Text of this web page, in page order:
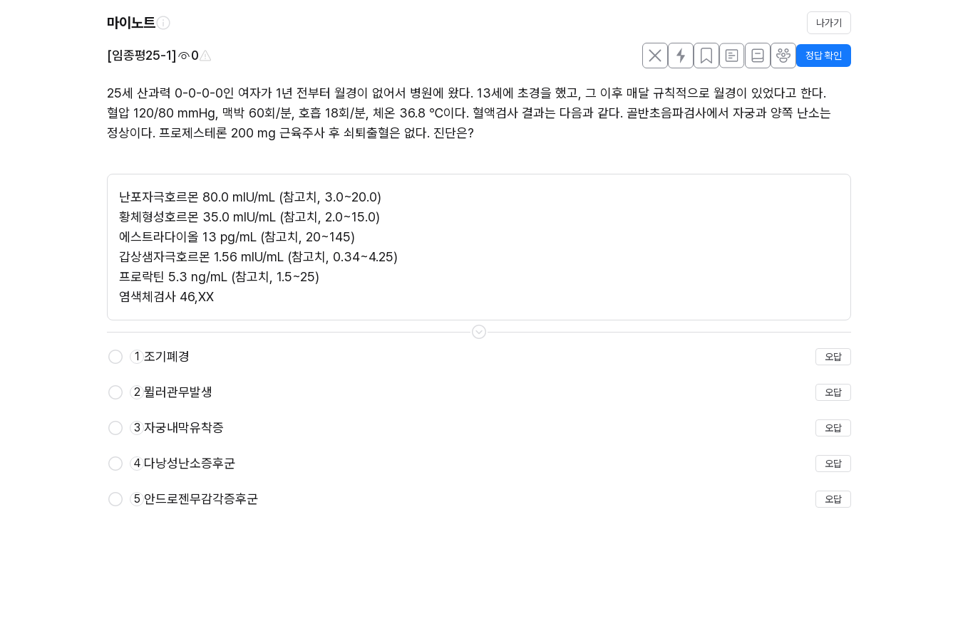
마이노트 나가기
[임종평25-1] 0 정답 확인
25세 산과력 0-0-0-0인 여자가 1년 전부터 월경이 없어서 병원에 왔다. 13세에 초경을 했고, 그 이후 매달 규칙적으로 월경이 있었다고 한다.
혈압 120/80 mmHg, 맥박 60회/분, 호흡 18회/분, 체온 36.8 ℃이다. 혈액검사 결과는 다음과 같다. 골반초음파검사에서 자궁과 양쪽 난소는
정상이다. 프로제스테론 200 mg 근육주사 후 쇠퇴출혈은 없다. 진단은?
난포자극호르몬 80.0 mIU/mL (참고치, 3.0~20.0)
황체형성호르몬 35.0 mIU/mL (참고치, 2.0~15.0)
에스트라다이올 13 pg/mL (참고치, 20~145)
갑상샘자극호르몬 1.56 mIU/mL (참고치, 0.34~4.25)
프로락틴 5.3 ng/mL (참고치, 1.5~25)
염색체검사 46,XX
저장
1 조기폐경 오답
2 뮐러관무발생 오답
3 자궁내막유착증 오답
4 다낭성난소증후군 오답
5 안드로젠무감각증후군 오답